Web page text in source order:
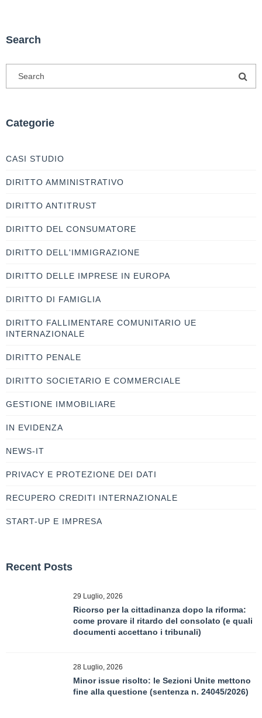
Search
Categorie
CASI STUDIO
DIRITTO AMMINISTRATIVO
DIRITTO ANTITRUST
DIRITTO DEL CONSUMATORE
DIRITTO DELL'IMMIGRAZIONE
DIRITTO DELLE IMPRESE IN EUROPA
DIRITTO DI FAMIGLIA
DIRITTO FALLIMENTARE COMUNITARIO UE
INTERNAZIONALE
DIRITTO PENALE
DIRITTO SOCIETARIO E COMMERCIALE
GESTIONE IMMOBILIARE
IN EVIDENZA
NEWS-IT
PRIVACY E PROTEZIONE DEI DATI
RECUPERO CREDITI INTERNAZIONALE
START-UP E IMPRESA
Recent Posts
29 Luglio, 2026
Ricorso per la cittadinanza dopo la riforma:
come provare il ritardo del consolato (e quali
documenti accettano i tribunali)
28 Luglio, 2026
Minor issue risolto: le Sezioni Unite mettono
fine alla questione (sentenza n. 24045/2026)